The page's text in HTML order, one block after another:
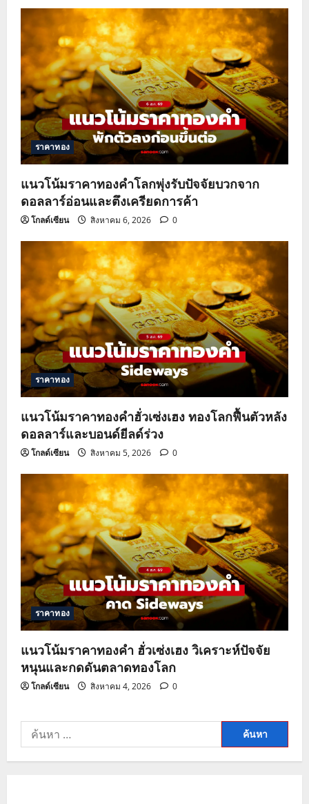
v
i
g
a
t
i
o
n
ราคาทอง
แนวโน้มราคาทองคำโลกพุ่งรับปัจจัยบวกจาก
ดอลลาร์อ่อนและตึงเครียดการค้า
โกลด์เซียน สิงหาคม 6, 2026 0
ราคาทอง
แนวโน้มราคาทองคำฮั่วเซ่งเฮง ทองโลกฟื้นตัวหลัง
ดอลลาร์และบอนด์ยีลด์ร่วง
โกลด์เซียน สิงหาคม 5, 2026 0
ราคาทอง
แนวโน้มราคาทองคำ ฮั่วเซ่งเฮง วิเคราะห์ปัจจัย
หนุนและกดดันตลาดทองโลก
โกลด์เซียน สิงหาคม 4, 2026 0
ค้นหา
สำหรับ: